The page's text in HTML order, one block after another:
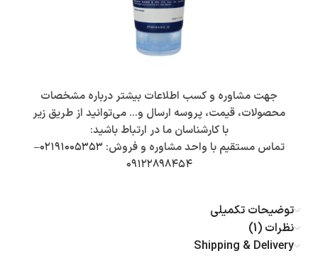
جهت مشاوره و کسب اطلاعات بیشتر درباره مشخصات
محصولات، قیمت، پروسه ارسال و… می‌توانید از طریق زیر
با کارشناسان ما در ارتباط باشید:
تماس مستقیم با واحد مشاوره و فروش: ۰۲۱۹۱۰۰۵۳۵۳–
۰۹۱۲۲۸۹۸۴۵۴
توضیحات تکمیلی
نظرات (1)
Shipping & Delivery